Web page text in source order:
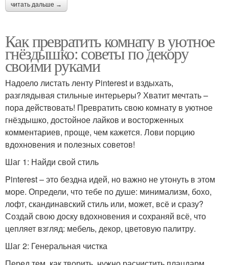
читать дальше →
Как превратить комнату в уютное
гнёздышко: советы по декору
своими руками
Надоело листать ленту Pinterest и вздыхать,
разглядывая стильные интерьеры? Хватит мечтать –
пора действовать! Превратить свою комнату в уютное
гнёздышко, достойное лайков и восторженных
комментариев, проще, чем кажется. Лови порцию
вдохновения и полезных советов!
Шаг 1: Найди свой стиль
Pinterest – это бездна идей, но важно не утонуть в этом
море. Определи, что тебе по душе: минимализм, бохо,
лофт, скандинавский стиль или, может, всё и сразу?
Создай свою доску вдохновения и сохраняй всё, что
цепляет взгляд: мебель, декор, цветовую палитру.
Шаг 2: Генеральная чистка